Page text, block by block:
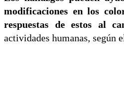
modificaciones en los
respuestas de estos al
actividades humanas, según